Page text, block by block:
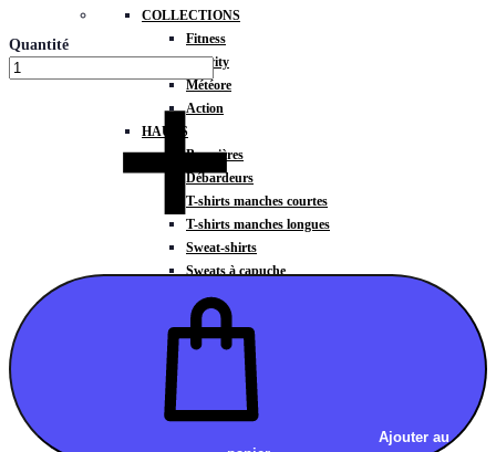
COLLECTIONS
Fitness
Gravity
Météore
Action
HAUTS
Brassières
Débardeurs
T-shirts manches courtes
T-shirts manches longues
Sweat-shirts
Sweats à capuche
Sweats à capuche zippé
Vestes
BAS
Leggings
Quantité
Ajouter au